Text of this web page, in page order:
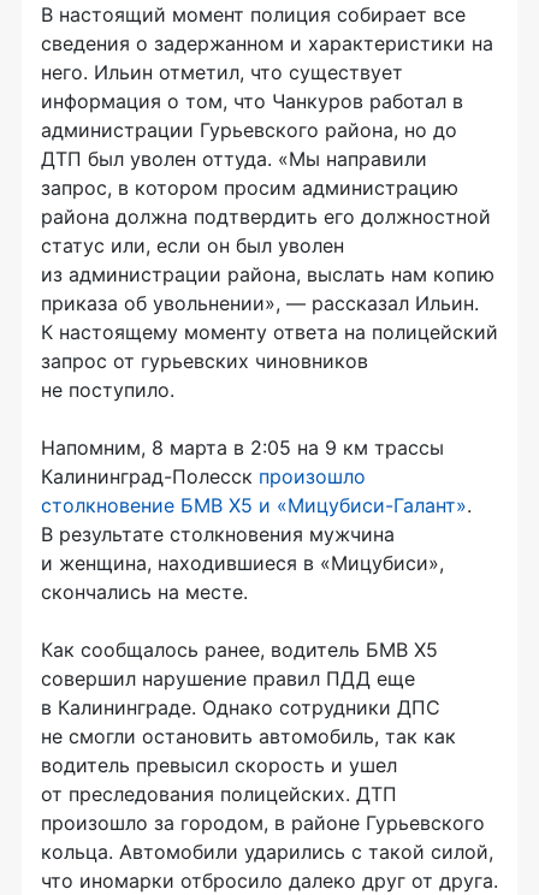
В настоящий момент полиция собирает все
сведения о задержанном и характеристики на
него. Ильин отметил, что существует
информация о том, что Чанкуров работал в
администрации Гурьевского района, но до
ДТП был уволен оттуда. «Мы направили
запрос, в котором просим администрацию
района должна подтвердить его должностной
статус или, если он был уволен
из администрации района, выслать нам копию
приказа об увольнении», — рассказал Ильин.
К настоящему моменту ответа на полицейский
запрос от гурьевских чиновников
не поступило.
Напомним, 8 марта в 2:05 на 9 км трассы
Калининград-Полесск произошло
столкновение БМВ X5 и «Мицубиси-Галант».
В результате столкновения мужчина
и женщина, находившиеся в «Мицубиси»,
скончались на месте.
Как сообщалось ранее, водитель БМВ Х5
совершил нарушение правил ПДД еще
в Калининграде. Однако сотрудники ДПС
не смогли остановить автомобиль, так как
водитель превысил скорость и ушел
от преследования полицейских. ДТП
произошло за городом, в районе Гурьевского
кольца. Автомобили ударились с такой силой,
что иномарки отбросило далеко друг от друга.